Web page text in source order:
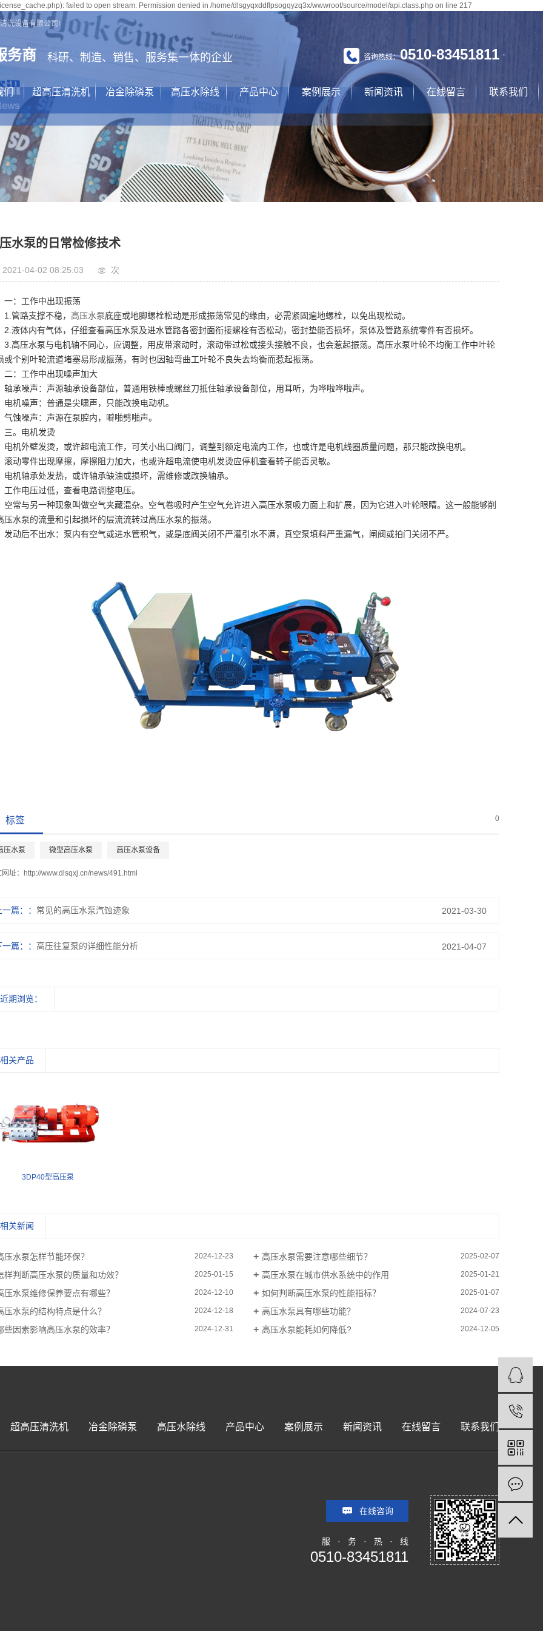
failed to open stream: Permission denied in /home/dlsgyqxddflpsogqyzq3x/wwwroot/source/model/api.class.php on line 217
洗设备有限公司!
务商 科研、制造、销售、服务集一体的企业 咨询热线：0510-83451811
们
介
照
誉
备
超高压清洗机 冶金除磷泵 高压水除线 产品中心
超高压清洗机
冶金除磷泵
高压水除线
高压泵
案例展示
案例展示
新闻资讯
公司新闻
技术资讯
在线留言 联系我们
联系我们
水泵的日常检修技术
2021-04-02 08:25:03 次
一：工作中出现振荡
1.管路支撑不稳， 高压水泵底座或地脚螺栓松动是形成振荡常见的缘由，必需紧固遍地螺栓，以免出现松动。
2.液体内有气体，仔细查看高压水泵及进水管路各密封面衔接螺栓有否松动，密封垫能否损坏，泵体及管路系统零件有否损坏。
3.高压水泵与电机轴不同心，应调整，用皮带滚动时，滚动带过松或接头接触不良，也会惹起振荡。高压水泵叶轮不均衡工作中叶轮
或个别叶轮流道堵塞易形成振荡，有时也因轴弯曲工叶轮不良失去均衡而惹起振荡。
二：工作中出现噪声加大
轴承噪声：声源轴承设备部位，普通用铁棒或螺丝刀抵住轴承设备部位，用耳听，为哗啦哗啦声。
电机噪声：普通是尖啸声，只能改换电动机。
气蚀噪声：声源在泵腔内，噼啪劈啪声。
三。电机发烫
电机外壁发烫，或许超电流工作，可关小出口阀门，调整到额定电流内工作，也或许是电机线圈质量问题，那只能改换电机。
滚动零件出现摩擦，摩擦阻力加大，也或许超电流使电机发烫应停机查看转子能否灵敏。
电机轴承处发热，或许轴承缺油或损坏，需维修或改换轴承。
工作电压过低，查看电路调整电压。
空常与另一种现象叫做空气夹藏混杂。空气卷吸时产生空气允许进入高压水泵吸力面上和扩展，因为它进入叶轮眼睛。这一般能够削
压水泵的流量和引起损坏的层流流转过高压水泵的振荡。
发动后不出水：泵内有空气或进水管积气，或是底阀关闭不严灌引水不满，真空泵填料严重漏气，闸阀或拍门关闭不严。
标签 0
压水泵 微型高压水泵 高压水泵设备
址： http://www.dlsqxj.cn/news/491.html
篇： 常见的高压水泵汽蚀迹象 2021-03-30
篇： 高压往复泵的详细性能分析 2021-04-07
近期浏览：
相关产品
3DP40型高压泵
相关新闻
压水泵怎样节能环保？ 2024-12-23 高压水泵需要注意哪些细节？ 2025-02-07
样判断高压水泵的质量和功效？ 2025-01-15 高压水泵在城市供水系统中的作用 2025-01-21
压水泵维修保养要点有哪些？ 2024-12-10 如何判断高压水泵的性能指标？ 2025-01-07
压水泵的结构特点是什么？ 2024-12-18 高压水泵具有哪些功能？ 2024-07-23
些因素影响高压水泵的效率？ 2024-12-31 高压水泵能耗如何降低? 2024-12-05
超高压清洗机 冶金除磷泵 高压水除线 产品中心 案例展示 新闻资讯 在线留言 联系我们
在线咨询
服 · 务 · 热 · 线
0510-83451811